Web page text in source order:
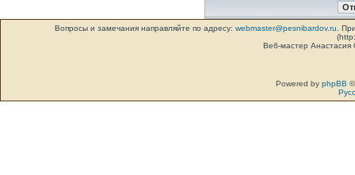
Вопросы и замечания направляйте по адресу: webmaster@pesnibardov.ru .
Веб-мастер
Powered by phpBB